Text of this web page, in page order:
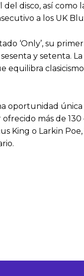
disco, así
a los UK
‘Only’, su
y setenta.
oportunidad
más de
King o Larkin